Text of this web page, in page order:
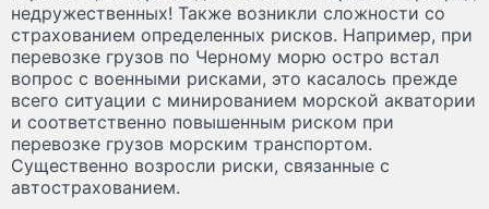
недружественных! Также возникли сложности со
страхованием определенных рисков. Например, при
перевозке грузов по Черному морю остро встал
вопрос с военными рисками, это касалось прежде
всего ситуации с минированием морской акватории
и соответственно повышенным риском при
перевозке грузов морским транспортом.
Существенно возросли риски, связанные с
автострахованием.